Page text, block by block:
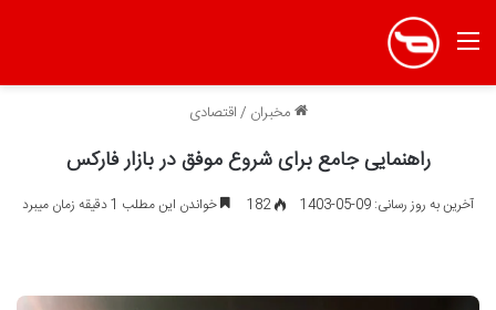
منو
مخبران /اقتصادی
راهنمایی جامع برای شروع موفق در بازار فارکس
آخرین به روز رسانی: 09-05-1403 182 خواندن این مطلب 1 دقیقه زمان میبرد